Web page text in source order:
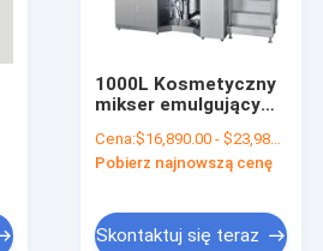
1000L Kosmetyczny
mikser emulgujący
szamponu w płynie
Maszyna do
Cena:$16,890.00 - $23,980.00/Sets
Pobierz najnowszą cenę
Skontaktuj się teraz